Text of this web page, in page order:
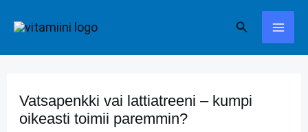
sisältöön
Hae
Vatsapenkki vai lattiatreeni – kumpi
oikeasti toimii paremmin?